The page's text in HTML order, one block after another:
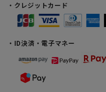
・クレジットカード
・ID決済・電子マネー